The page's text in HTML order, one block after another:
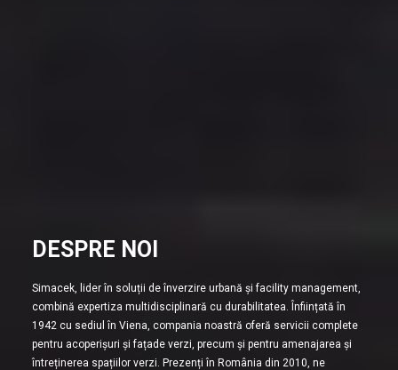
DESPRE NOI
Simacek, lider în soluții de înverzire urbană și facility management,
combină expertiza multidisciplinară cu durabilitatea. Înființată în
1942 cu sediul în Viena, compania noastră oferă servicii complete
pentru acoperișuri și fațade verzi, precum și pentru amenajarea și
întreținerea spațiilor verzi. Prezenți în România din 2010, ne